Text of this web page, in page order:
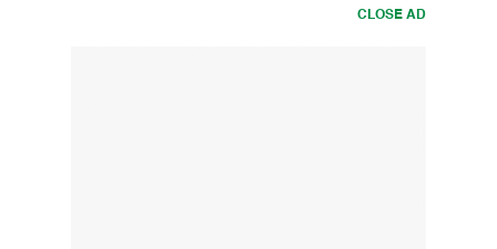
CLOSE AD